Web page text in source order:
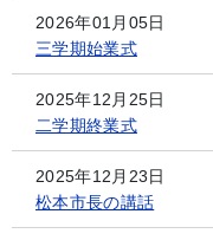
2026年01月05日
三学期始業式
2025年12月25日
二学期終業式
2025年12月23日
松本市長の講話